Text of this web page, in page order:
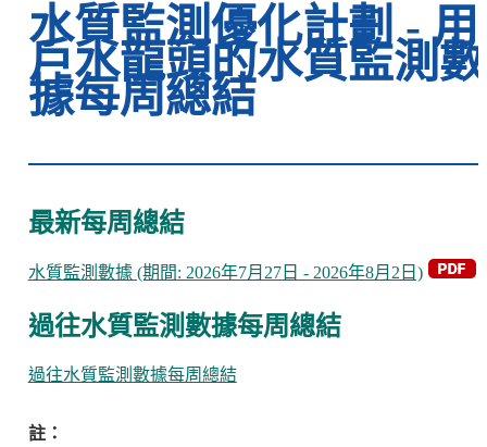
水質監測優化計劃 - 用
戶水龍頭的水質監測數
據每周總結
最新每周總結
水質監測數據 (期間: 2026年7月27日 - 2026年8月2日)
過往水質監測數據每周總結
過往水質監測數據每周總結
註：